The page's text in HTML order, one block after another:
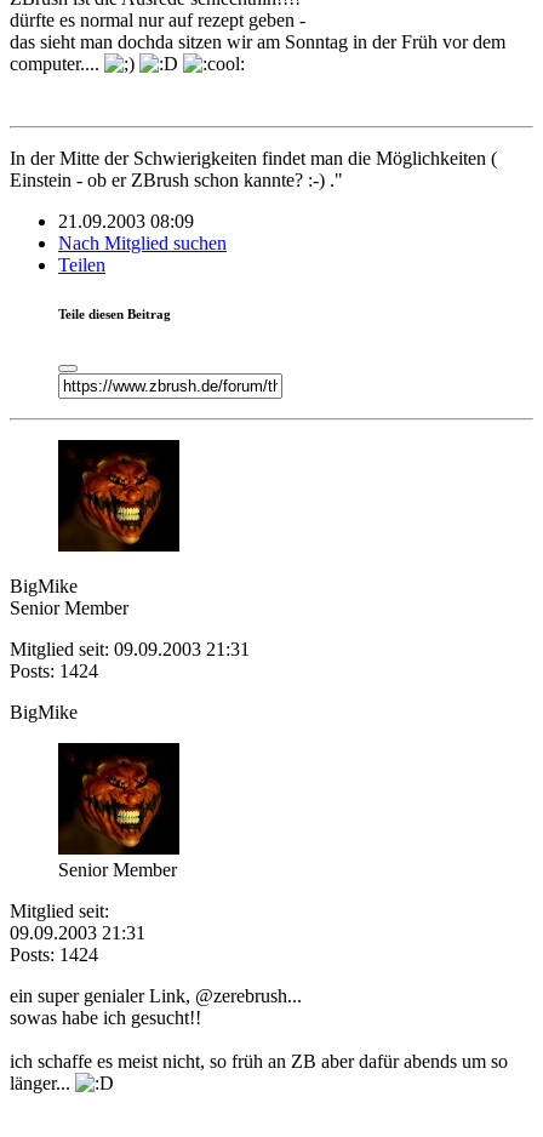
dürfte es normal nur auf rezept geben -
das sieht man dochda sitzen wir am Sonntag in der Früh vor dem
computer....
In der Mitte der Schwierigkeiten findet man die Möglichkeiten (
Einstein - ob er ZBrush schon kannte? :-) ."
21.09.2003 08:09
Nach Mitglied suchen
Teilen
Teile diesen Beitrag
BigMike
Senior Member
Mitglied seit: 09.09.2003 21:31
Posts: 1424
BigMike
Senior Member
Mitglied seit:
09.09.2003 21:31
Posts: 1424
ein super genialer Link, @zerebrush...
sowas habe ich gesucht!!
ich schaffe es meist nicht, so früh an ZB aber dafür abends um so
länger...